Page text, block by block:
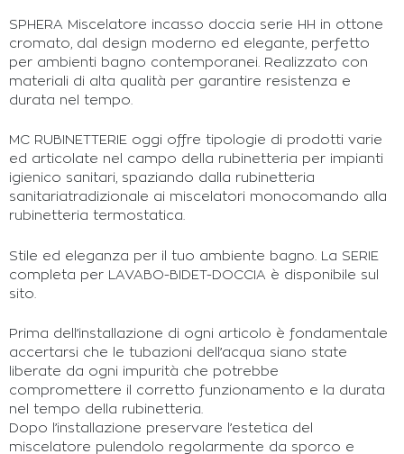
SPHERA Miscelatore incasso doccia serie HH in ottone
cromato, dal design moderno ed elegante, perfetto
per ambienti bagno contemporanei. Realizzato con
materiali di alta qualità per garantire resistenza e
durata nel tempo.
MC RUBINETTERIE oggi offre tipologie di prodotti varie
ed articolate nel campo della rubinetteria per impianti
igienico sanitari, spaziando dalla rubinetteria
sanitariatradizionale ai miscelatori monocomando alla
rubinetteria termostatica.
Stile ed eleganza per il tuo ambiente bagno. La SERIE
completa per LAVABO-BIDET-DOCCIA è disponibile sul
sito.
Prima dell’installazione di ogni articolo è fondamentale
accertarsi che le tubazioni dell’acqua siano state
liberate da ogni impurità che potrebbe
compromettere il corretto funzionamento e la durata
nel tempo della rubinetteria.
Dopo l’installazione preservare l’estetica del
miscelatore pulendolo regolarmente da sporco e